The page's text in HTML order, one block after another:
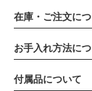
在庫・ご注文に
お手入れ方法に
付属品について